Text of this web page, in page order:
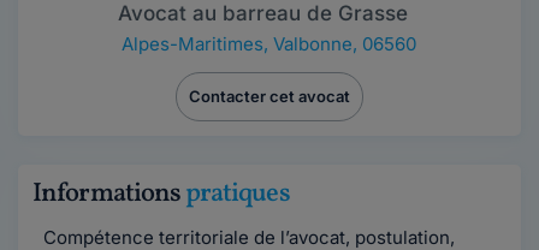
Avocat au barreau de Grasse
Alpes-Maritimes, Valbonne, 06560
Contacter cet avocat
Informationspratiques
Compétence territoriale de l’avocat, postulation,